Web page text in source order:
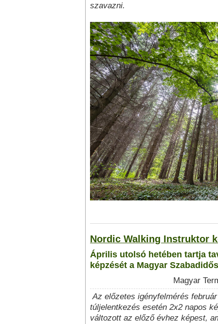
szavazni.
Nordic Walking Instruktor
Április utolsó hetében tartja
képzését a Magyar
Magyar
Az előzetes igényfelmérés
túljelentkezés esetén 2x2 napos
változott az előző évhez képest,